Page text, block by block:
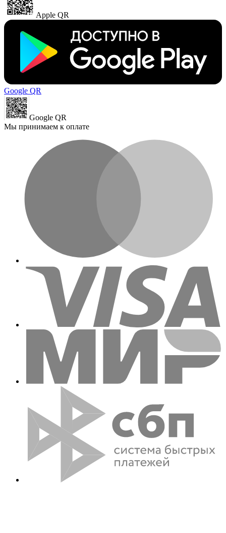
Apple QR
Google QR
Google QR
Мы принимаем к оплате